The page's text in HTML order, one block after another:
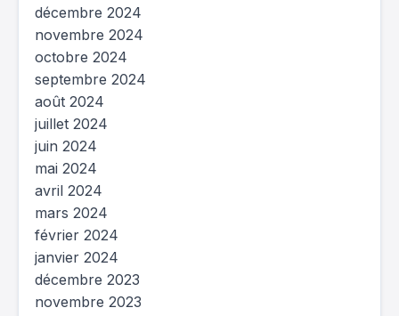
décembre 2024
novembre 2024
octobre 2024
septembre 2024
août 2024
juillet 2024
juin 2024
mai 2024
avril 2024
mars 2024
février 2024
janvier 2024
décembre 2023
novembre 2023